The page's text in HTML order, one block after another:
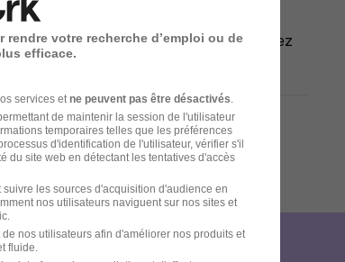
Candidatez en quelques clics et rejoignez
votre recherche d’emploi ou de
efficace.
services et ne peuvent pas être désactivés
de maintenir la session de l'utilisateur
temporaires telles que les préférences
d'identification de l'utilisateur, vérifier s'il
du site web en détectant les tentatives d'accès
les sources d'acquisition d'audience en
nos utilisateurs naviguent sur nos sites et
nos utilisateurs afin d'améliorer nos produits et
fluide.